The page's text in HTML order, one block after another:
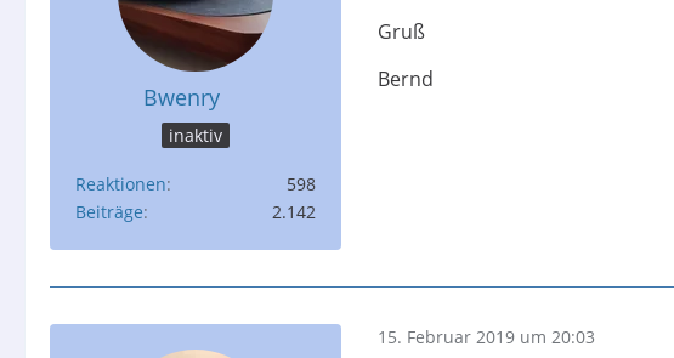
Bwenry
inaktiv
Reaktionen
598
Beiträge
2.142
Gruß
Bernd
15. Februar 2019 um 20:03